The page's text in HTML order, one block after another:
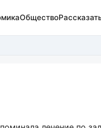
Общество